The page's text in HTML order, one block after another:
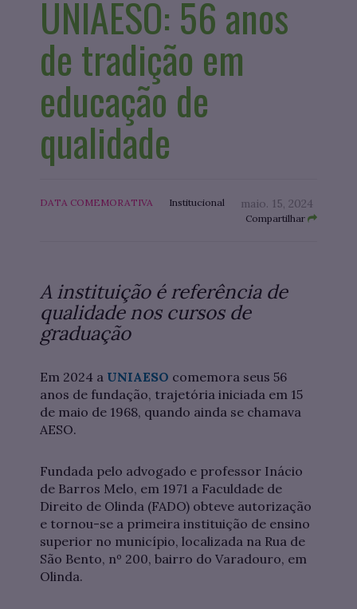
UNIAESO: 56 anos
de tradição em
educação de
qualidade
DATA COMEMORATIVA Institucional maio. 15, 2024
Compartilhar
A instituição é referência de
qualidade nos cursos de
graduação
Em 2024 a UNIAESO comemora seus 56
anos de fundação, trajetória iniciada em 15
de maio de 1968, quando ainda se chamava
AESO.
Fundada pelo advogado e professor Inácio
de Barros Melo, em 1971 a Faculdade de
Direito de Olinda (FADO) obteve autorização
e tornou-se a primeira instituição de ensino
superior no município, localizada na Rua de
São Bento, nº 200, bairro do Varadouro, em
Olinda.